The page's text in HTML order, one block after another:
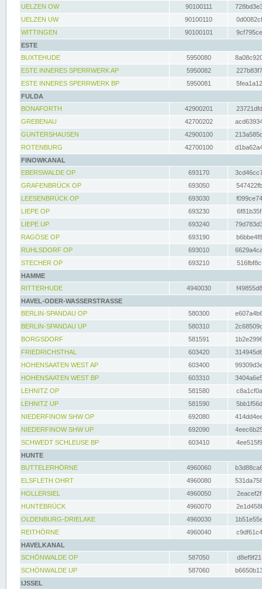
UELZEN OW
90100111
UELZEN UW
90100110
WITTINGEN
90100101
ESTE
BUXTEHUDE
5950080
ESTE INNERES SPERRWERK AP
5950082
ESTE INNERES SPERRWERK BP
5950081
FULDA
BONAFORTH
42900201
GREBENAU
42700202
GUNTERSHAUSEN
42900100
ROTENBURG
42700100
FINOWKANAL
EBERSWALDE OP
693170
GRAFENBRÜCK OP
693050
LEESENBRÜCK OP
693030
LIEPE OP
693230
LIEPE UP
693240
RAGÖSE OP
693190
RUHLSDORF OP
693010
STECHER OP
693210
HAMME
RITTERHUDE
4940030
HAVEL-ODER-WASSERSTRASSE
BERLIN-SPANDAU OP
580300
BERLIN-SPANDAU UP
580310
BORGSDORF
581591
FRIEDRICHSTHAL
603420
HOHENSAATEN WEST AP
603400
HOHENSAATEN WEST BP
603310
LEHNITZ OP
581580
LEHNITZ UP
581590
NIEDERFINOW SHW OP
692080
NIEDERFINOW SHW UP
692090
SCHWEDT SCHLEUSE BP
603410
HUNTE
BUTTELERHÖRNE
4960060
ELSFLETH OHRT
4960080
HOLLERSIEL
4960050
HUNTEBRÜCK
4960070
OLDENBURG-DRIELAKE
4960030
REITHÖRNE
4960040
HAVELKANAL
SCHÖNWALDE OP
587050
SCHÖNWALDE UP
587060
IJSSEL